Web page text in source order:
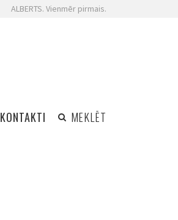
ALBERTS. Vienmēr pirmais.
KONTAKTI MEKLĒT